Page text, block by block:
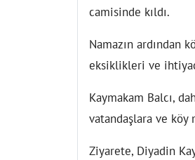
camisinde kıldı.
Namazın ardından
eksiklikleri ve
Kaymakam Balcı,
vatandaşlara ve köy
Ziyarete, Diyadin